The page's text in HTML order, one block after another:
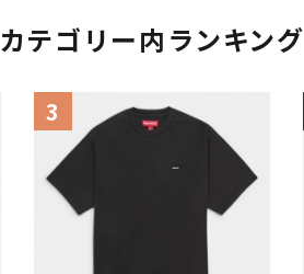
カテゴリー内ランキング